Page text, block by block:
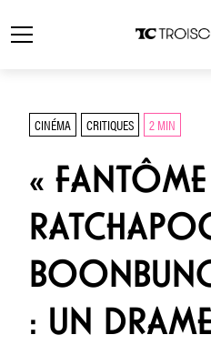
CINÉMA CRITIQUES 2 MIN
«
: UN DRAME